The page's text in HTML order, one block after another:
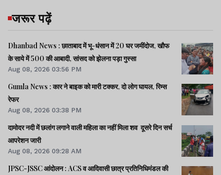
जरूर पढ़ें
Dhanbad News : छाताबाद में भू-धंसान में 20 घर जमींदोज, खौफ
के साये में 500 की आबादी, सांसद को झेलना पड़ा गुस्सा
Aug 08, 2026 03:56 PM
Gumla News : कार ने बाइक को मारी टक्कर, दो लोग घायल, रिम्स
रेफर
Aug 08, 2026 03:38 PM
दामोदर नदी में छलांग लगाने वाली महिला का नहीं मिला शव दूसरे दिन सर्च
आपरेशन जारी
Aug 08, 2026 09:28 AM
JPSC-JSSC आंदोलन : ACS व आदिवासी छात्र प्रतिनिधिमंडल की